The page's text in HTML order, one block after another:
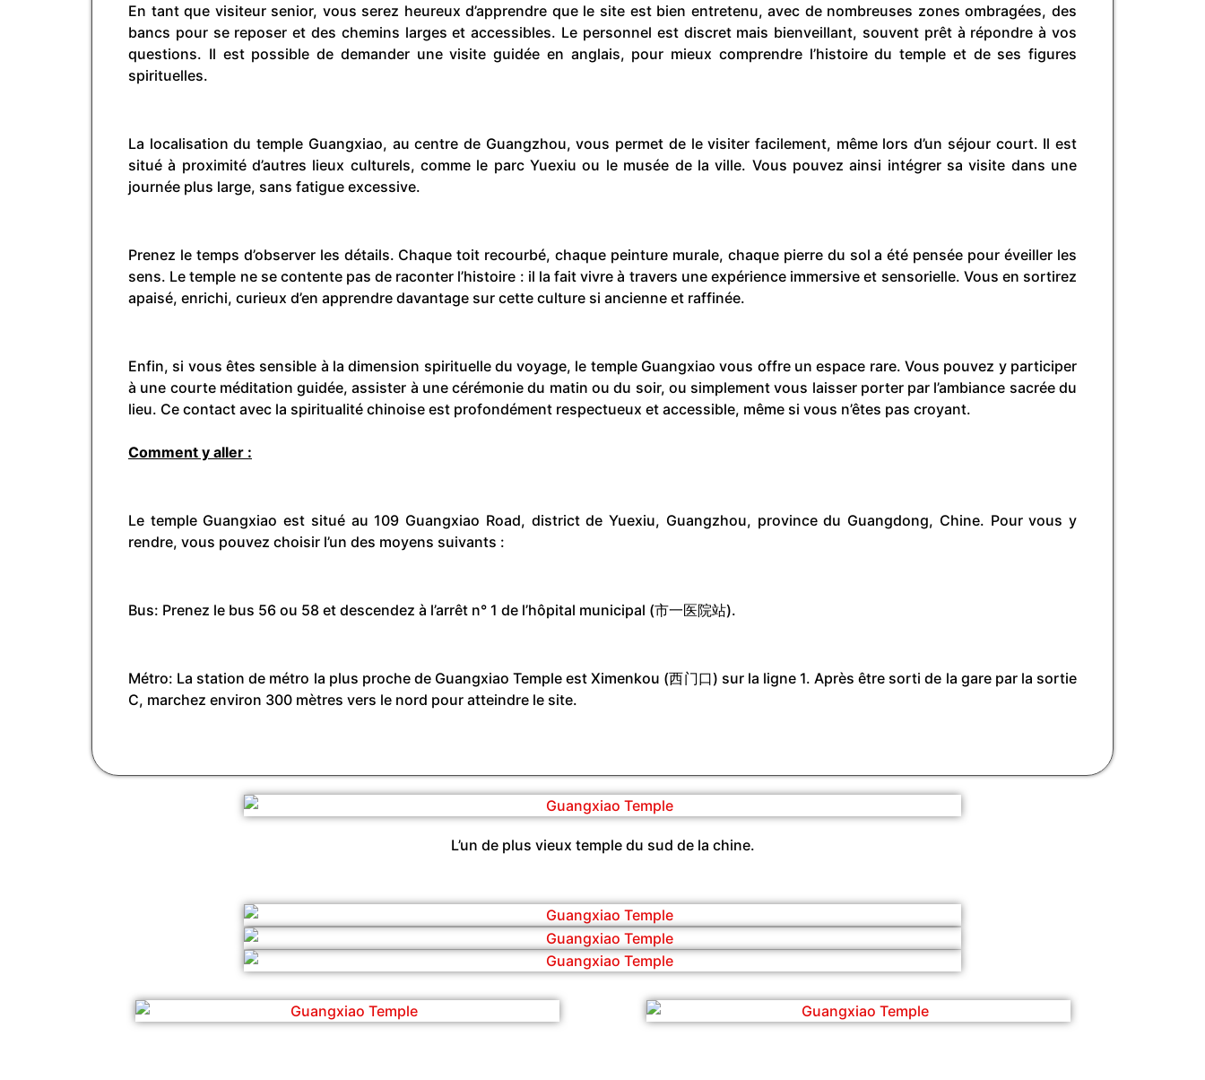
En tant que visiteur senior, vous serez heureux d’apprendre que le site est bien entretenu, avec de nombreuses zones ombragées, des
bancs pour se reposer et des chemins larges et accessibles. Le personnel est discret mais bienveillant, souvent prêt à répondre à vos
questions. Il est possible de demander une visite guidée en anglais, pour mieux comprendre l’histoire du temple et de ses figures
spirituelles.
La localisation du temple Guangxiao, au centre de Guangzhou, vous permet de le visiter facilement, même lors d’un séjour court. Il est
situé à proximité d’autres lieux culturels, comme le parc Yuexiu ou le musée de la ville. Vous pouvez ainsi intégrer sa visite dans une
journée plus large, sans fatigue excessive.
Prenez le temps d’observer les détails. Chaque toit recourbé, chaque peinture murale, chaque pierre du sol a été pensée pour éveiller les
sens. Le temple ne se contente pas de raconter l’histoire : il la fait vivre à travers une expérience immersive et sensorielle. Vous en sortirez
apaisé, enrichi, curieux d’en apprendre davantage sur cette culture si ancienne et raffinée.
Enfin, si vous êtes sensible à la dimension spirituelle du voyage, le temple Guangxiao vous offre un espace rare. Vous pouvez y participer
à une courte méditation guidée, assister à une cérémonie du matin ou du soir, ou simplement vous laisser porter par l’ambiance sacrée du
lieu. Ce contact avec la spiritualité chinoise est profondément respectueux et accessible, même si vous n’êtes pas croyant.
Comment y aller :
Le temple Guangxiao est situé au 109 Guangxiao Road, district de Yuexiu, Guangzhou, province du Guangdong, Chine. Pour vous y
rendre, vous pouvez choisir l’un des moyens suivants :
Bus: Prenez le bus 56 ou 58 et descendez à l’arrêt n° 1 de l’hôpital municipal (市一医院站).
Métro: La station de métro la plus proche de Guangxiao Temple est Ximenkou (西门口) sur la ligne 1. Après être sorti de la gare par la sortie
C, marchez environ 300 mètres vers le nord pour atteindre le site.
L’un de plus vieux temple du sud de la chine.